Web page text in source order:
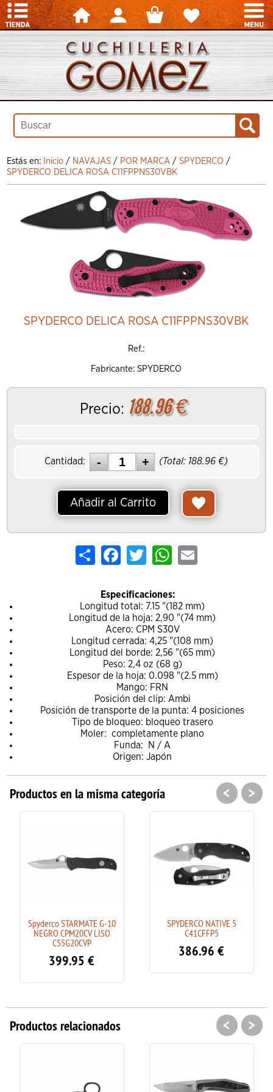
Estás en: Inicio / NAVAJAS / POR MARCA /SPYDERCO /
SPYDERCO DELICA ROSA C11FPPNS30VBK
SPYDERCO DELICA ROSA C11FPPNS30VBK
Ref.:
Fabricante: SPYDERCO
Precio: 188.96€
Cantidad: (Total: 188.96 €)
Añadir al Carrito
Share FacebookTwitterWhatsApp
Email
Especificaciones:
Longitud total: 7.15 "(182 mm)
Longitud de la hoja: 2,90 "(74 mm)
Acero: CPM S30V
Longitud cerrada: 4,25 "(108 mm)
Longitud del borde: 2,56 "(65 mm)
Peso: 2,4 oz (68 g)
Espesor de la hoja: 0.098 "(2.5 mm)
Mango: FRN
Posición del clip: Ambi
Posición de transporte de la punta: 4 posiciones
Tipo de bloqueo: bloqueo trasero
Moler: completamente plano
Funda:
N / A
Origen: Japón
Productos en la misma categoría
Spyderco STARMATE G-10
NEGRO CPM20CV LISO
C55G20CVP
399.95 €
SPYDERCO NATIVE 5
C41CFFP5
386.96 €
< >
Productos relacionados < >